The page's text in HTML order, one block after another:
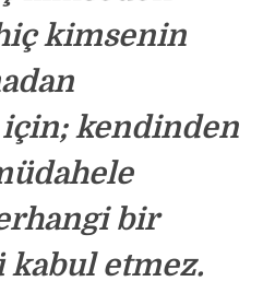
kimsenin
kendinden
bir
kabul etmez.